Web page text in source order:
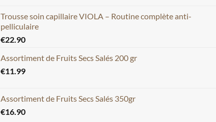
Trousse soin capillaire VIOLA – Routine complète anti-
pelliculaire
€22.90
Assortiment de Fruits Secs Salés 200 gr
€11.99
Assortiment de Fruits Secs Salés 350gr
€16.90